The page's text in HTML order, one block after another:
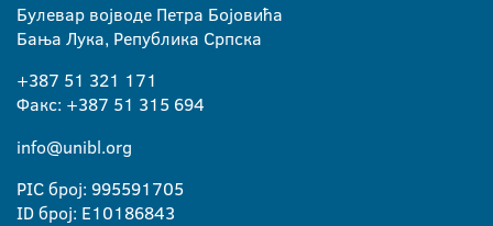
Булевар војводе Петра Бојовића
Бања Лука, Република Српска
+387 51 321 171
Факс: +387 51 315 694
info@unibl.org
PIC број: 995591705
ID број: E10186843